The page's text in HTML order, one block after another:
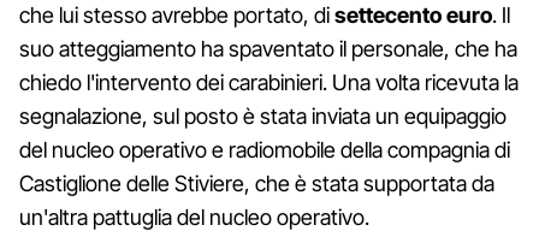
che lui stesso avrebbe portato, disettecento euro. Il
suo atteggiamento ha spaventato il personale, che ha
chiedo l'intervento dei carabinieri. Una volta ricevuta la
segnalazione, sul posto è stata inviata un equipaggio
del nucleo operativo e radiomobile della compagnia di
Castiglione delle Stiviere, che è stata supportata da
un'altra pattuglia del nucleo operativo.